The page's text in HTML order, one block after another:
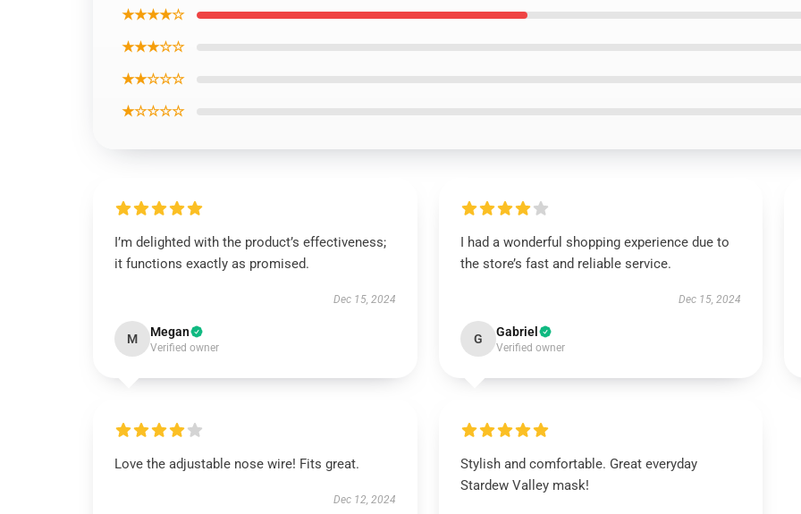
★★★★☆
★★★☆☆
★★☆☆☆
★☆☆☆☆
I’m delighted with the product’s effectiveness;
it functions exactly as promised.
Dec 15, 2024
M Megan
Verified owner
I had a wonderful shopping experience due to
the store’s fast and reliable service.
Dec 15, 2024
G Gabriel
Verified owner
Love the adjustable nose wire! Fits great.
Dec 12, 2024
Stylish and comfortable. Great everyday
Stardew Valley mask!